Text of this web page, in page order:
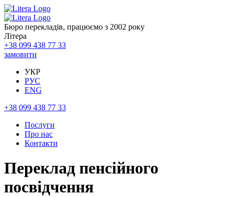
Бюро перекладів, працюємо з 2002 року
Літера
+38 099 438 77 33
замовити
УКР
РУС
ENG
+38 099 438 77 33
Послуги
Про нас
Контакти
Переклад пенсійного
посвідчення